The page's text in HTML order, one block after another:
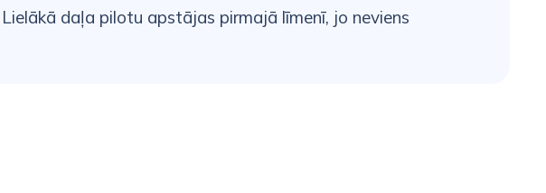
daļa pilotu apstājas pirmajā līmenī, jo neviens